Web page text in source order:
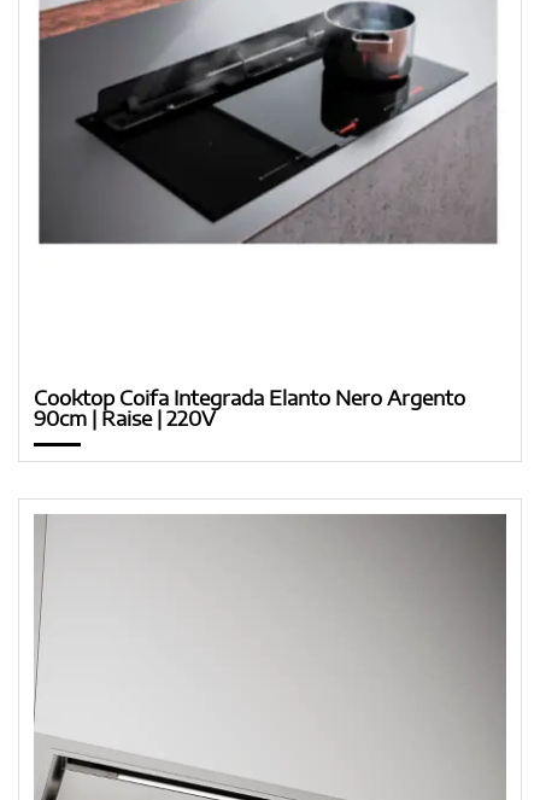
Cooktop Coifa Integrada Elanto Nero Argento
90cm | Raise | 220V